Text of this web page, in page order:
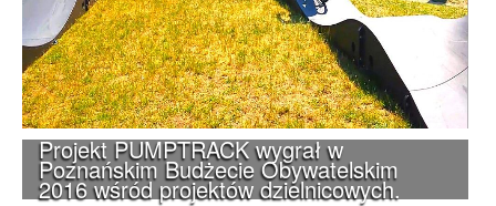
Projekt PUMPTRACK wygrał w
Poznańskim Budżecie Obywatelskim
2016 wśród projektów dzielnicowych.